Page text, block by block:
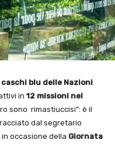
caschi blu delle Nazioni
in 12 missioni nel
sono rimastiuccisi”: è il
dal segretario
in occasione della Giornata